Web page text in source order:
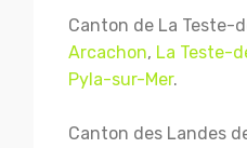
Canton de La Teste-
Arcachon, La Teste-
Pyla-sur-Mer.
Canton des Landes